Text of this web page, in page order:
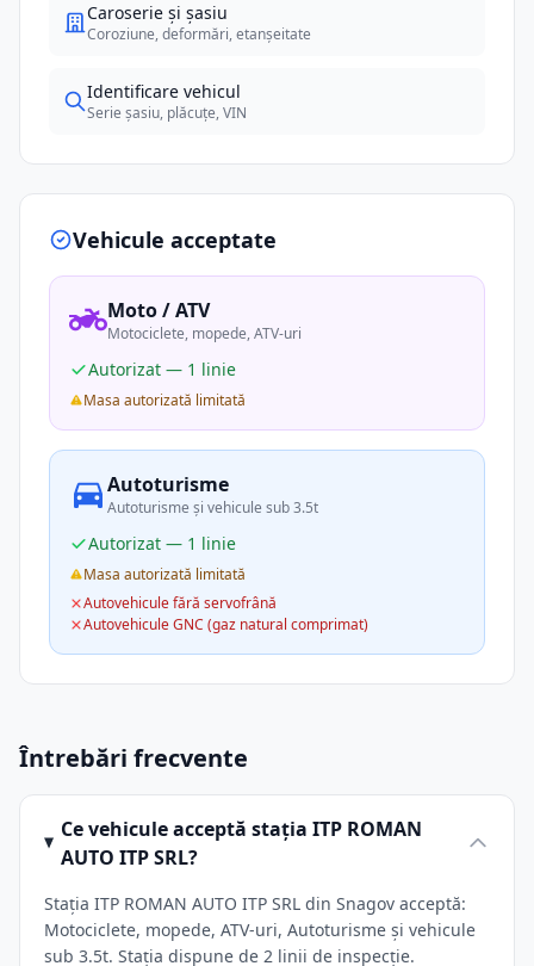
Caroserie și șasiu
Coroziune, deformări, etanșeitate
Identificare vehicul
Serie șasiu, plăcuțe, VIN
Vehicule acceptate
Moto / ATV
Motociclete, mopede, ATV-uri
Autorizat — 1 linie
Masa autorizată limitată
Autoturisme
Autoturisme și vehicule sub 3.5t
Autorizat — 1 linie
Masa autorizată limitată
Autovehicule fără servofrână
Autovehicule GNC (gaz natural comprimat)
Întrebări frecvente
Ce vehicule acceptă stația ITP ROMAN
AUTO ITP SRL?
Stația ITP ROMAN AUTO ITP SRL din Snagov acceptă:
Motociclete, mopede, ATV-uri, Autoturisme și vehicule
sub 3.5t. Stația dispune de 2 linii de inspecție.